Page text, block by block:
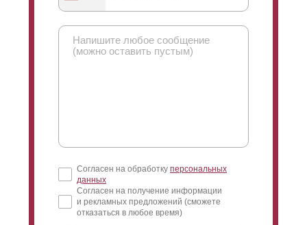
нахлеста есть, ведь в первую очередь он влияет на
угол обзора вашего участка и дома. Когда смотрят
снаружи, то взгляд модно направить только вверх. И
вот тут как раз регулируется угол, чем больше
полностью закрыть обзор участка. Но, иногда есть
это достигается путем увеличения нахлеста.
Согласен на обработку персональных
данных
Согласен на получение информации
и рекламных предложений (сможете
отказаться в любое время)